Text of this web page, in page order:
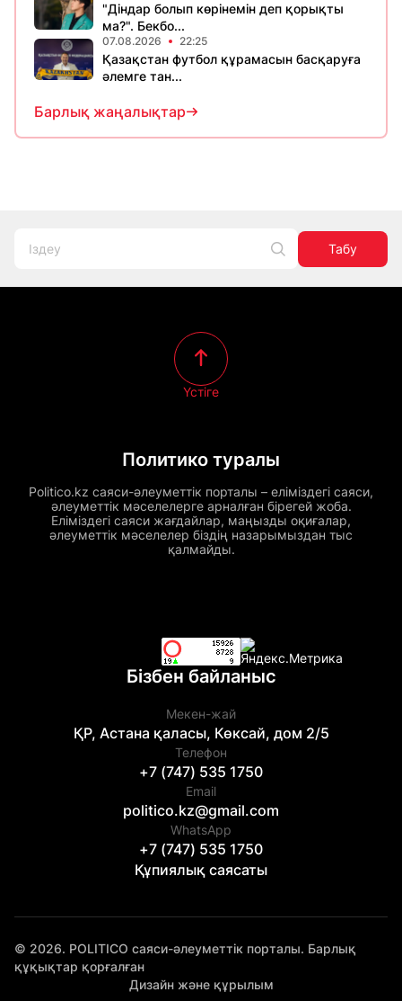
"Діндар болып көрінемін деп қорықты
ма?". Бекбо...
07.08.2026 22:25
Қазақстан футбол құрамасын басқаруға
әлемге тан...
Барлық жаңалықтар
Табу
Политико туралы
Politico.kz саяси-әлеуметтік порталы – еліміздегі саяси,
әлеуметтік мәселелерге арналған бірегей жоба.
Еліміздегі саяси жағдайлар, маңызды оқиғалар,
әлеуметтік мәселелер біздің назарымыздан тыс
қалмайды.
Үстіге
Бізбен байланыс
Мекен-жай
ҚР, Астана қаласы, Көксай, дом 2/5
Телефон
+7 (747) 535 1750
Email
politico.kz@gmail.com
WhatsApp
+7 (747) 535 1750
Құпиялық саясаты
© 2026. POLITICO саяси-әлеуметтік порталы. Барлық
құқықтар қорғалған
Дизайн және құрылым